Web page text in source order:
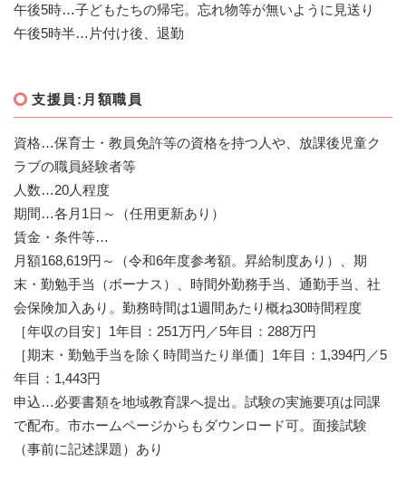
午後5時…子どもたちの帰宅。忘れ物等が無いように見送り
午後5時半…片付け後、退勤
支援員:月額職員
資格…保育士・教員免許等の資格を持つ人や、放課後児童ク
ラブの職員経験者等
人数…20人程度
期間…各月1日～（任用更新あり）
賃金・条件等…
月額168,619円～（令和6年度参考額。昇給制度あり）、期
末・勤勉手当（ボーナス）、時間外勤務手当、通勤手当、社
会保険加入あり。勤務時間は1週間あたり概ね30時間程度
［年収の目安］1年目：251万円／5年目：288万円
［期末・勤勉手当を除く時間当たり単価］1年目：1,394円／5
年目：1,443円
申込…必要書類を地域教育課へ提出。試験の実施要項は同課
で配布。市ホームページからもダウンロード可。面接試験
（事前に記述課題）あり